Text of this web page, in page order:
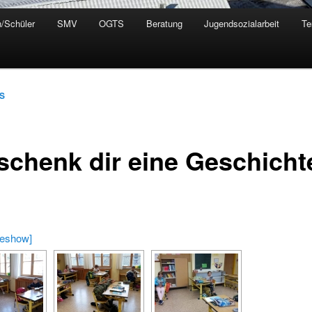
Schüler SMV OGTS Beratung Jugendsozialarbeit
dir eine